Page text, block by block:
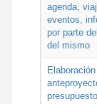
agenda,
eventos,
por parte
del mismo